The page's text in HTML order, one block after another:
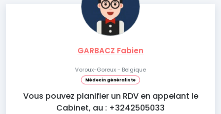
GARBACZ Fabien
Voroux-Goreux - Belgique
Médecin généraliste
Vous pouvez planifier un RDV en appelant le
Cabinet, au : +3242505033